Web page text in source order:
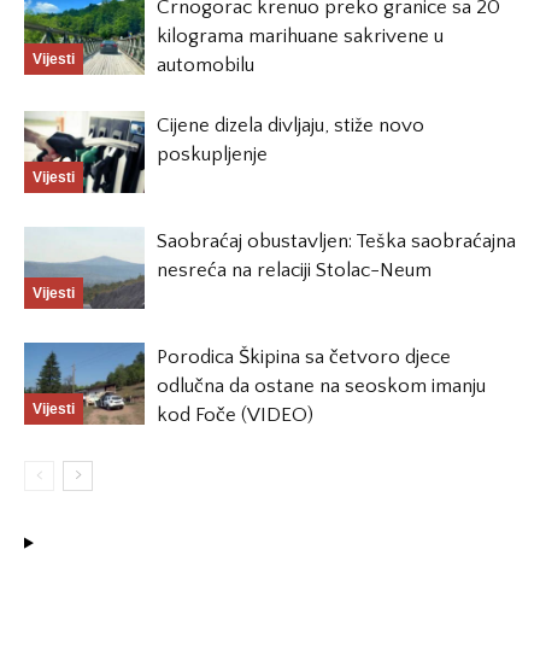
Vijesti
Crnogorac krenuo preko granice sa 20
kilograma marihuane sakrivene u
automobilu
Vijesti
Cijene dizela divljaju, stiže novo
poskupljenje
Vijesti
Saobraćaj obustavljen: Teška saobraćajna
nesreća na relaciji Stolac-Neum
Vijesti
Porodica Škipina sa četvoro djece
odlučna da ostane na seoskom imanju
kod Foče (VIDEO)